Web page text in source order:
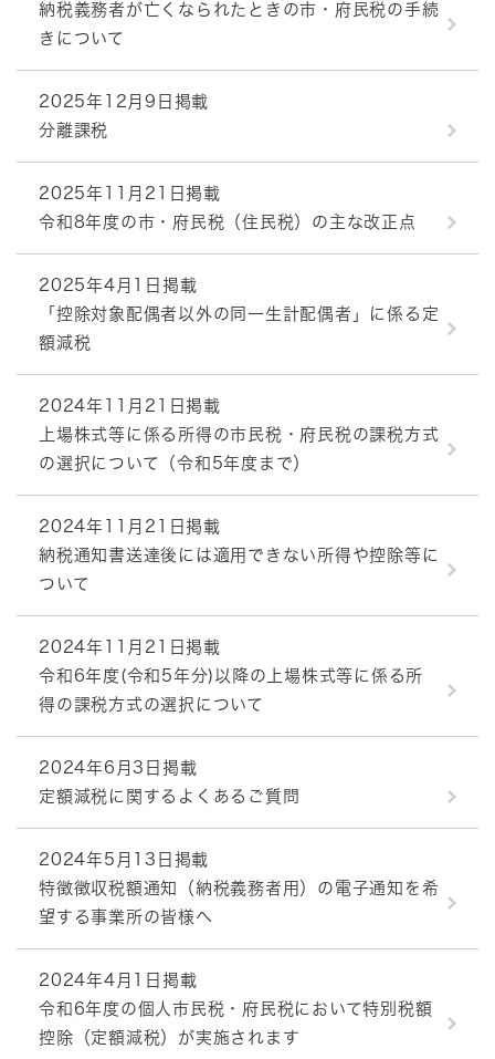
納税義務者が亡くなられたときの市・府民税の手続
きについて
2025年12月9日掲載
分離課税
2025年11月21日掲載
令和8年度の市・府民税（住民税）の主な改正点
2025年4月1日掲載
「控除対象配偶者以外の同一生計配偶者」に係る定
額減税
2024年11月21日掲載
上場株式等に係る所得の市民税・府民税の課税方式
の選択について​（令和5年度まで）
2024年11月21日掲載
納税通知書送達後には適用できない所得や控除等に
ついて
2024年11月21日掲載
令和6年度(令和5年分)以降の上場株式等に係る所
得の課税方式の選択について
2024年6月3日掲載
定額減税に関するよくあるご質問
2024年5月13日掲載
特徴徴収税額通知（納税義務者用）の電子通知を希
望する事業所の皆様へ
2024年4月1日掲載
令和6年度の個人市民税・府民税において特別税額
控除（定額減税）が実施されます